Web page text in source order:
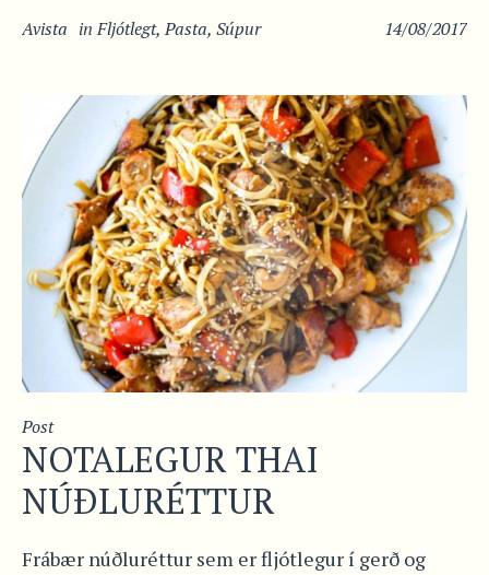
14/08/2017
Avista inFljótlegt,Pasta, Súpur
Post
NOTALEGUR THAI
NÚÐLURÉTTUR
Frábær núðluréttur sem er fljótlegur í gerð og